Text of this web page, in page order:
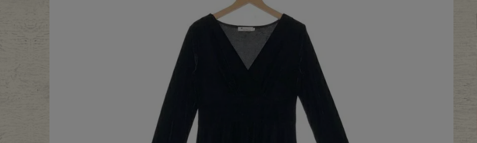
International Shipping
店舗紹介 特集一覧
スタッフコーディネート